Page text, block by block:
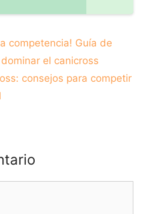
competencia! Guía de
el canicross
consejos para competir